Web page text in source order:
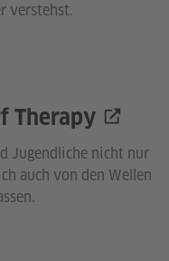
verstehst.
Therapy
Jugendliche nicht nur
auch von den Wellen